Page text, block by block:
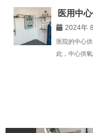
发与施工服务。医用中心供
医用中
2024年
医院的中心
此，中心供